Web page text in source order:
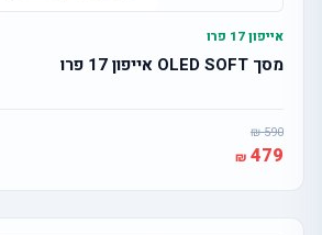
אייפון 17 פרו
מסך OLED SOFT אייפון 17 פרו
590
479